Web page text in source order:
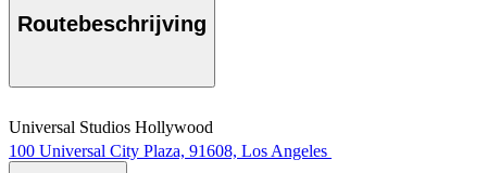
Routebeschrijving
Universal Studios Hollywood
100 Universal City Plaza, 91608, Los Angeles